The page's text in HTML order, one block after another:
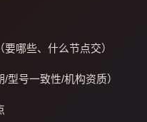
哪些、什么节点交）
型号一致性/机构资质）